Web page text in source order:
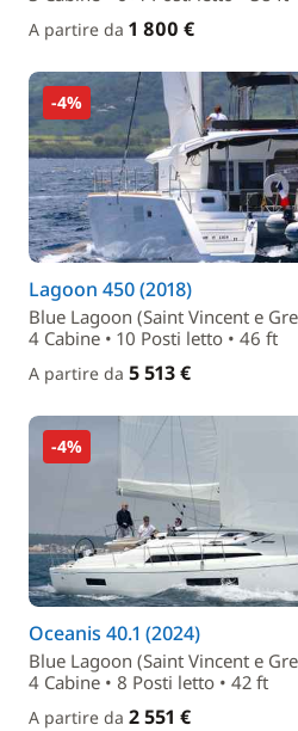
A partire da 1 800 €
-4%
Lagoon 450 (2018)
Blue Lagoon (Saint Vincent e
4 Cabine • 10 Posti letto • 46 ft
A partire da 5 513 €
-4%
Oceanis 40.1 (2024)
Blue Lagoon (Saint Vincent e
4 Cabine • 8 Posti letto • 42 ft
A partire da 2 551 €